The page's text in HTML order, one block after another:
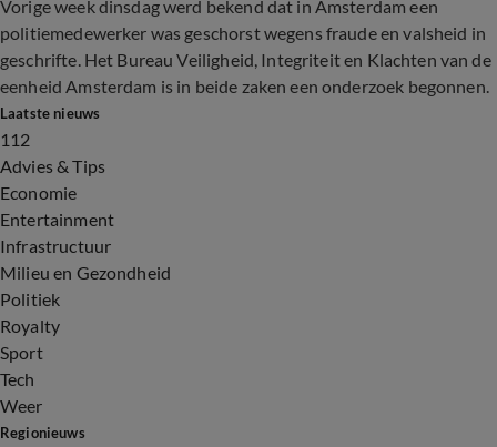
Vorige week dinsdag werd bekend dat in Amsterdam een
politiemedewerker was geschorst wegens fraude en valsheid in
geschrifte. Het Bureau Veiligheid, Integriteit en Klachten van de
eenheid Amsterdam is in beide zaken een onderzoek begonnen.
Laatste nieuws
112
Advies & Tips
Economie
Entertainment
Infrastructuur
Milieu en Gezondheid
Politiek
Royalty
Sport
Tech
Weer
Regionieuws